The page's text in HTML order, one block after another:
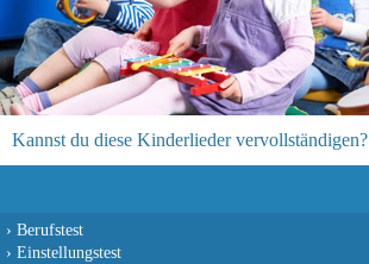
Kannst du diese Kinderlieder vervollständigen?
› Berufstest
› Einstellungstest